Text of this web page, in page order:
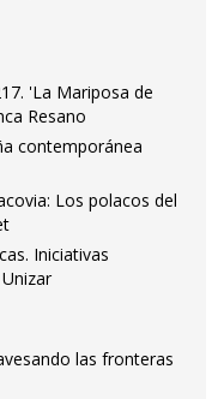
'La Mariposa de
Resano
contemporánea
Los polacos del
Iniciativas
las fronteras